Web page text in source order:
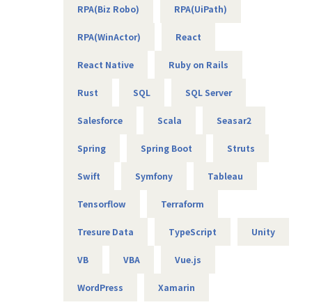
・有給消化日数は18.5日（夏季休暇含む）
【業務の変更の範囲】
RPA(Biz Robo) RPA(UiPath)
RPA(WinActor) React
React Native Ruby on Rails
Rust SQL SQL Server
Salesforce Scala Seasar2
Spring Spring Boot Struts
Swift Symfony Tableau
Tensorflow Terraform
Tresure Data TypeScript Unity
VB VBA Vue.js
WordPress Xamarin